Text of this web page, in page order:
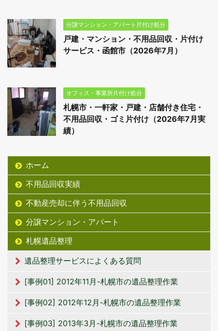
分譲マンション・アパート片付け処分
戸建・マンション・不用品回収・片付け
サービス・函館市（2026年7月）
オフィス・事業所片付け処分
札幌市・一軒家・戸建・店舗付き住宅・
不用品回収・ゴミ片付け（2026年7月実
績）
ホーム
不用品回収実績
不動産売却に伴う不用品回収
分譲マンション・アパート
札幌遺品整理
遺品整理サービスによくある質問
[事例01] 2012年11月-札幌市の遺品整理作業
[事例02] 2012年12月-札幌市の遺品整理作業
[事例03] 2013年3月-札幌市の遺品整理作業